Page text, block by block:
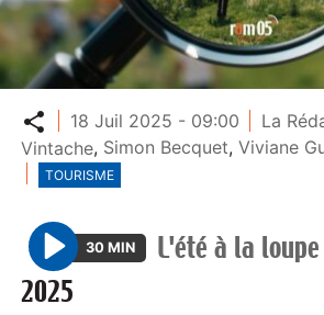
Partager
18 Juil 2025 - 09:00 La
Vintache, Simon Becquet,Viviane
TOURISME
P
l
30 MIN L'été à la loupe
2025